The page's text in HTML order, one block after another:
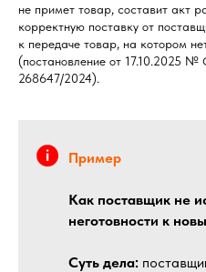
не примет товар, составит акт
корректную поставку от
к передаче товар, на котором
(постановление от 17.10.2025
268647/2024).
Пример
Как поставщик не
неготовности к
Суть дела: